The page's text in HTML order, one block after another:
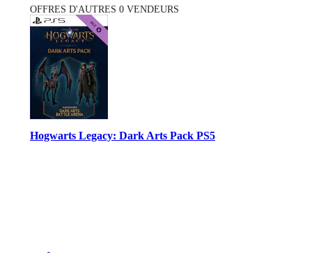
OFFRES D'AUTRES 0 VENDEURS
Hogwarts Legacy: Dark Arts Pack PS5